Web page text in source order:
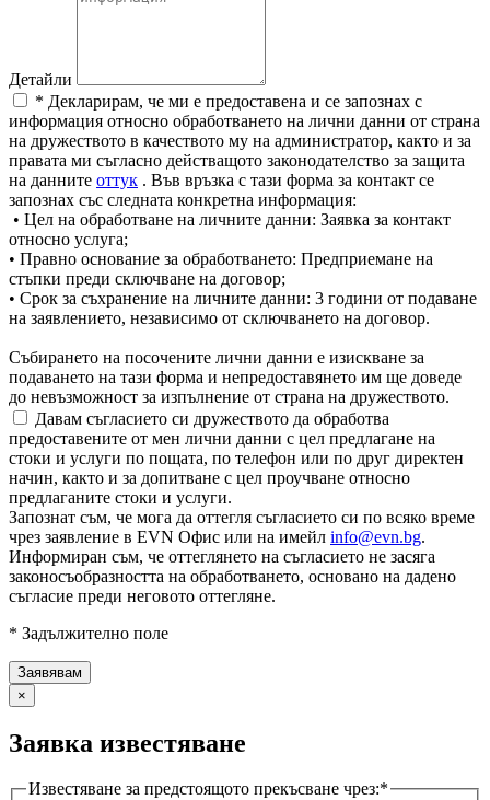
Детайли
* Декларирам, че ми е предоставена и се запознах с
информация относно обработването на лични данни от страна
на дружеството в качеството му на администратор, както и за
правата ми съгласно действащото законодателство за защита
на данните оттук . Във връзка с тази форма за контакт се
запознах със следната конкретна информация:
• Цел на обработване на личните данни: Заявка за контакт
относно услуга;
• Правно основание за обработването: Предприемане на
стъпки преди сключване на договор;
• Срок за съхранение на личните данни: 3 години от подаване
на заявлението, независимо от сключването на договор.
Събирането на посочените лични данни е изискване за
подаването на тази форма и непредоставянето им ще доведе
до невъзможност за изпълнение от страна на дружеството.
Давам съгласието си дружеството да обработва
предоставените от мен лични данни с цел предлагане на
стоки и услуги по пощата, по телефон или по друг директен
начин, както и за допитване с цел проучване относно
предлаганите стоки и услуги.
Запознат съм, че мога да оттегля съгласието си по всяко време
чрез заявление в EVN Офис или на имейл info@evn.bg.
Информиран съм, че оттеглянето на съгласието не засяга
законосъобразността на обработването, основано на дадено
съгласие преди неговото оттегляне.
* Задължително поле
×
Заявка известяване
Известяване за предстоящото прекъсване чрез:*